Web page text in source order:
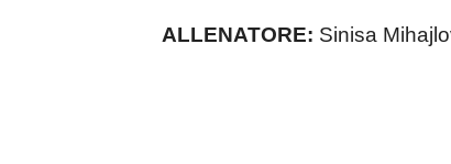
ALLENATORE: Sinisa